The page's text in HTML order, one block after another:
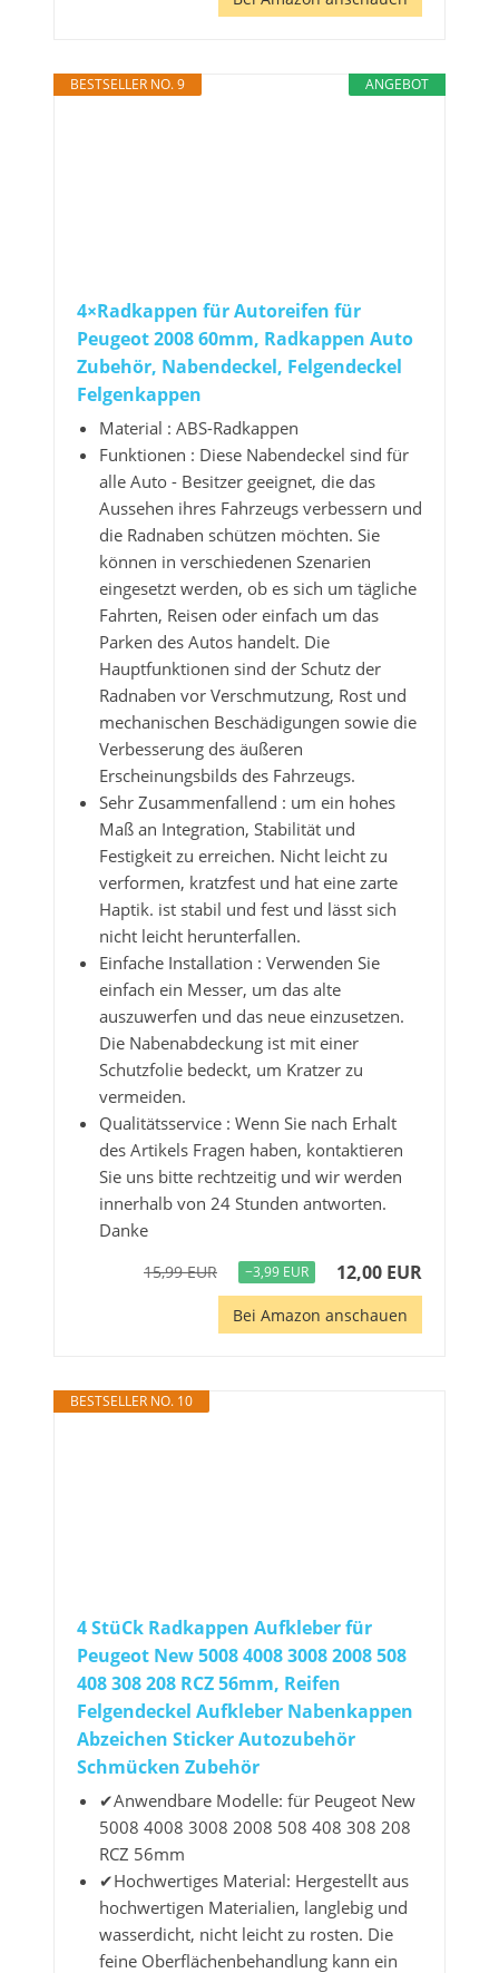
ANGEBOT
BESTSELLER NO. 9
4×Radkappen für Autoreifen für
Peugeot 2008 60mm, Radkappen Auto
Zubehör, Nabendeckel, Felgendeckel
Felgenkappen
Material : ABS-Radkappen
Funktionen : Diese Nabendeckel sind für
alle Auto - Besitzer geeignet, die das
Aussehen ihres Fahrzeugs verbessern und
die Radnaben schützen möchten. Sie
können in verschiedenen Szenarien
eingesetzt werden, ob es sich um tägliche
Fahrten, Reisen oder einfach um das
Parken des Autos handelt. Die
Hauptfunktionen sind der Schutz der
Radnaben vor Verschmutzung, Rost und
mechanischen Beschädigungen sowie die
Verbesserung des äußeren
Erscheinungsbilds des Fahrzeugs.
Sehr Zusammenfallend : um ein hohes
Maß an Integration, Stabilität und
Festigkeit zu erreichen. Nicht leicht zu
verformen, kratzfest und hat eine zarte
Haptik. ist stabil und fest und lässt sich
nicht leicht herunterfallen.
Einfache Installation : Verwenden Sie
einfach ein Messer, um das alte
auszuwerfen und das neue einzusetzen.
Die Nabenabdeckung ist mit einer
Schutzfolie bedeckt, um Kratzer zu
vermeiden.
Qualitätsservice : Wenn Sie nach Erhalt
des Artikels Fragen haben, kontaktieren
Sie uns bitte rechtzeitig und wir werden
innerhalb von 24 Stunden antworten.
Danke
15,99 EUR −3,99 EUR 12,00 EUR
Bei Amazon anschauen
BESTSELLER NO. 10
4 StüCk Radkappen Aufkleber für
Peugeot New 5008 4008 3008 2008 508
408 308 208 RCZ 56mm, Reifen
Felgendeckel Aufkleber Nabenkappen
Abzeichen Sticker Autozubehör
Schmücken Zubehör
✔Anwendbare Modelle: für Peugeot New
5008 4008 3008 2008 508 408 308 208
RCZ 56mm
✔Hochwertiges Material: Hergestellt aus
hochwertigen Materialien, langlebig und
wasserdicht, nicht leicht zu rosten. Die
feine Oberflächenbehandlung kann ein